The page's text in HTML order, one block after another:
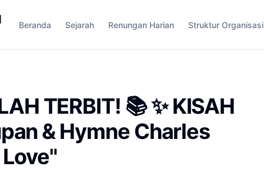
Beranda Sejarah Renungan Harian Struktur Organisasi
TERBIT! 📚 ✨ KISAH
& Hymne Charles